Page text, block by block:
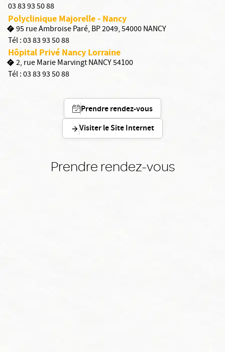
03 83 93 50 88
Polyclinique Majorelle - Nancy
95 rue Ambroise Paré, BP 2049, 54000 NANCY
Tél :03 83 93 50 88
Hôpital Privé Nancy Lorraine
2, rue Marie Marvingt NANCY 54100
Tél :03 83 93 50 88
Prendre rendez-vous
Visiter le Site Internet
Prendre rendez-vous